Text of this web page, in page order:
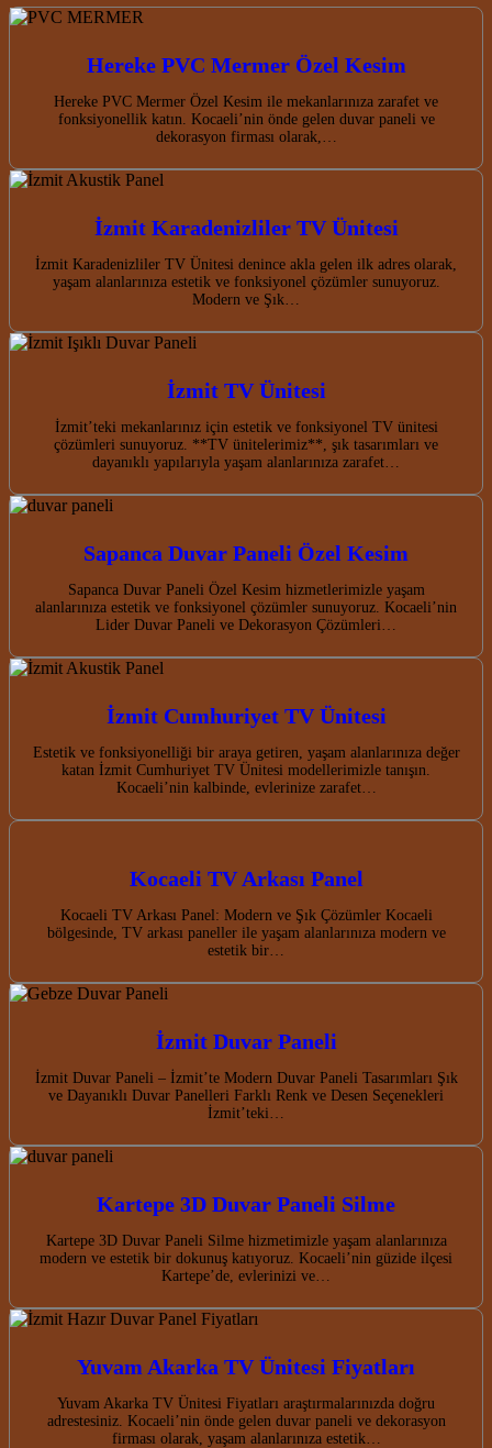
Hereke PVC Mermer Özel Kesim
Hereke PVC Mermer Özel Kesim ile mekanlarınıza zarafet ve
fonksiyonellik katın. Kocaeli’nin önde gelen duvar paneli ve
dekorasyon firması olarak,…
İzmit Karadenizliler TV Ünitesi
İzmit Karadenizliler TV Ünitesi denince akla gelen ilk adres olarak,
yaşam alanlarınıza estetik ve fonksiyonel çözümler sunuyoruz.
Modern ve Şık…
İzmit TV Ünitesi
İzmit’teki mekanlarınız için estetik ve fonksiyonel TV ünitesi
çözümleri sunuyoruz. **TV ünitelerimiz**, şık tasarımları ve
dayanıklı yapılarıyla yaşam alanlarınıza zarafet…
Sapanca Duvar Paneli Özel Kesim
Sapanca Duvar Paneli Özel Kesim hizmetlerimizle yaşam
alanlarınıza estetik ve fonksiyonel çözümler sunuyoruz. Kocaeli’nin
Lider Duvar Paneli ve Dekorasyon Çözümleri…
İzmit Cumhuriyet TV Ünitesi
Estetik ve fonksiyonelliği bir araya getiren, yaşam alanlarınıza değer
katan İzmit Cumhuriyet TV Ünitesi modellerimizle tanışın.
Kocaeli’nin kalbinde, evlerinize zarafet…
Kocaeli TV Arkası Panel
Kocaeli TV Arkası Panel: Modern ve Şık Çözümler Kocaeli
bölgesinde, TV arkası paneller ile yaşam alanlarınıza modern ve
estetik bir…
İzmit Duvar Paneli
İzmit Duvar Paneli – İzmit’te Modern Duvar Paneli Tasarımları Şık
ve Dayanıklı Duvar Panelleri Farklı Renk ve Desen Seçenekleri
İzmit’teki…
Kartepe 3D Duvar Paneli Silme
Kartepe 3D Duvar Paneli Silme hizmetimizle yaşam alanlarınıza
modern ve estetik bir dokunuş katıyoruz. Kocaeli’nin güzide ilçesi
Kartepe’de, evlerinizi ve…
Yuvam Akarka TV Ünitesi Fiyatları
Yuvam Akarka TV Ünitesi Fiyatları araştırmalarınızda doğru
adrestesiniz. Kocaeli’nin önde gelen duvar paneli ve dekorasyon
firması olarak, yaşam alanlarınıza estetik…